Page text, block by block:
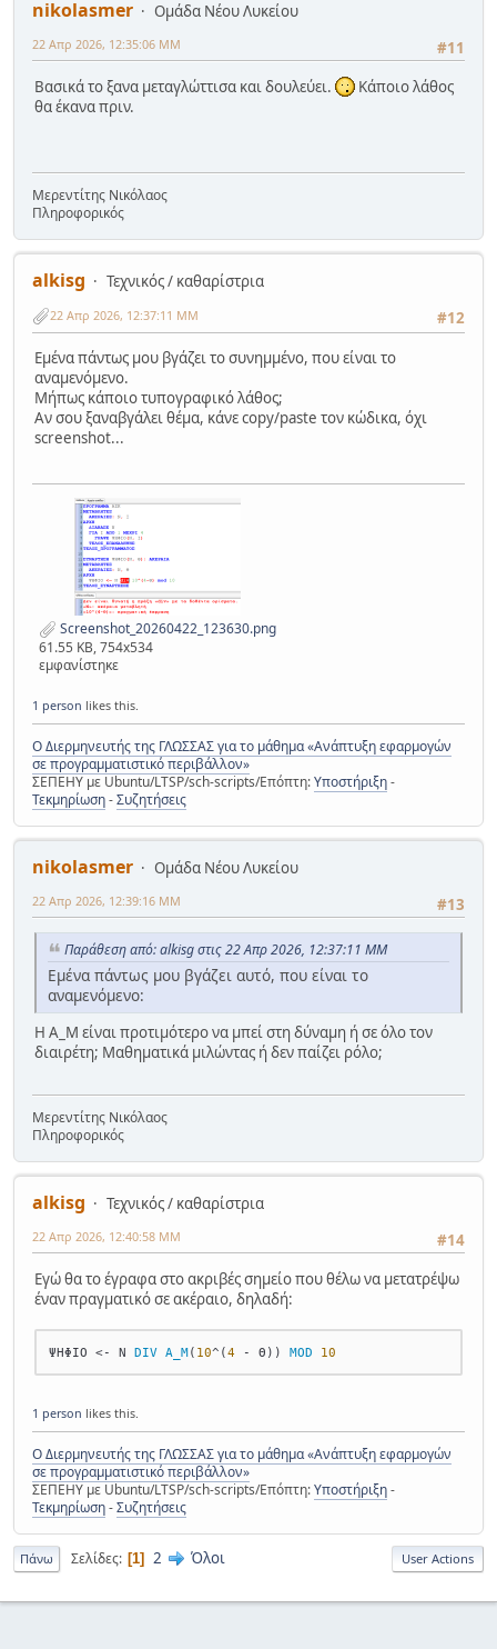
nikolasmer
Ομάδα Νέου Λυκείου
#11
22 Απρ 2026, 12:35:06 ΜΜ
Βασικά το ξανα μεταγλώττισα και δουλεύει.
Κάποιο λάθος
θα έκανα πριν.
Μερεντίτης Νικόλαος
Πληροφορικός
alkisg
Τεχνικός / καθαρίστρια
#12
22 Απρ 2026, 12:37:11 ΜΜ
Εμένα πάντως μου βγάζει το συνημμένο, που είναι το
αναμενόμενο.
Μήπως κάποιο τυπογραφικό λάθος;
Αν σου ξαναβγάλει θέμα, κάνε copy/paste τον κώδικα, όχι
screenshot...
Screenshot_20260422_123630.png
61.55 KB, 754x534
εμφανίστηκε
1 person likes this.
Ο Διερμηνευτής της ΓΛΩΣΣΑΣ για το μάθημα «Ανάπτυξη εφαρμογών
σε προγραμματιστικό περιβάλλον»
ΣΕΠΕΗΥ με Ubuntu/LTSP/sch-scripts/Επόπτη:Υποστήριξη-
Τεκμηρίωση-Συζητήσεις
nikolasmer
Ομάδα Νέου Λυκείου
#13
22 Απρ 2026, 12:39:16 ΜΜ
Παράθεση από: alkisg στις 22 Απρ 2026, 12:37:11 ΜΜ
Εμένα πάντως μου βγάζει αυτό, που είναι το
αναμενόμενο:
Η Α_Μ είναι προτιμότερο να μπεί στη δύναμη ή σε όλο τον
διαιρέτη; Μαθηματικά μιλώντας ή δεν παίζει ρόλο;
Μερεντίτης Νικόλαος
Πληροφορικός
alkisg
Τεχνικός / καθαρίστρια
#14
22 Απρ 2026, 12:40:58 ΜΜ
Εγώ θα το έγραφα στο ακριβές σημείο που θέλω να μετατρέψω
έναν πραγματικό σε ακέραιο, δηλαδή:
ΨΗΦΙΟ <- Ν DIV Α_Μ( 10^(4 - Θ)) MOD 10
1 person likes this.
Ο Διερμηνευτής της ΓΛΩΣΣΑΣ για το μάθημα «Ανάπτυξη εφαρμογών
σε προγραμματιστικό περιβάλλον»
ΣΕΠΕΗΥ με Ubuntu/LTSP/sch-scripts/Επόπτη:Υποστήριξη-
Τεκμηρίωση-Συζητήσεις
Πάνω Σελίδες 1 2 Όλοι User Actions